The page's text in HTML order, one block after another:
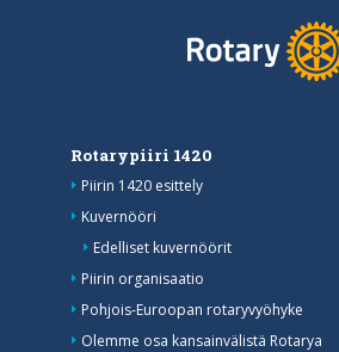
Rotarypiiri 1420
Piirin 1420 esittely
Kuvernööri
Edelliset kuvernöörit
Piirin organisaatio
Pohjois-Euroopan rotaryvyöhyke
Olemme osa kansainvälistä Rotarya